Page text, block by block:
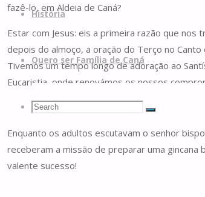
História
Quero ser Família de Caná
Search
Search
for:
Search
fazê-lo, em Aldeia de Caná?
Estar com Jesus: eis a primeira razão que nos
depois do almoço, a oração do Terço no
Tivemos um tempo longo de adoração ao
Eucaristia, onde renovámos os nossos
Enquanto os adultos escutavam o senhor
receberam a missão de preparar uma
valente sucesso!